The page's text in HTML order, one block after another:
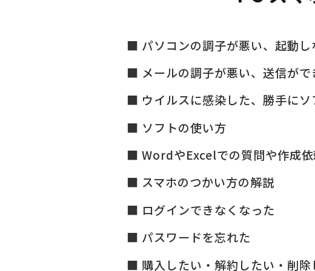
パソコンの調子が悪い、起動
メールの調子が悪い、送信が
ウイルスに感染した、勝手にソ
ソフトの使い方
WordやExcelでの質問や作成
スマホのつかい方の解説
ログインできなくなった
パスワードを忘れた
購入したい・解約したい・削除